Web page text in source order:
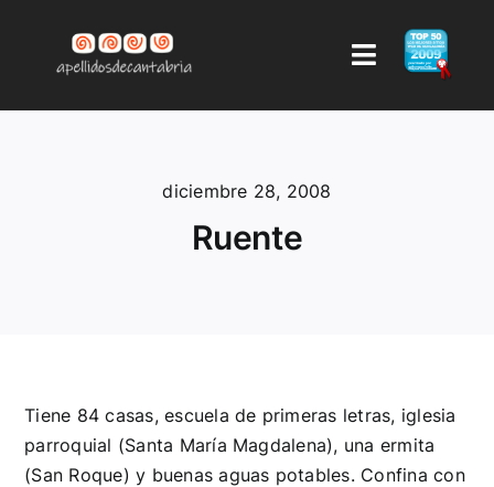
contenido
Toggle
Navigation
diciembre 28, 2008
Ruente
Tiene 84 casas, escuela de primeras letras, iglesia
parroquial (Santa María Magdalena), una ermita
(San Roque) y buenas aguas potables. Confina con